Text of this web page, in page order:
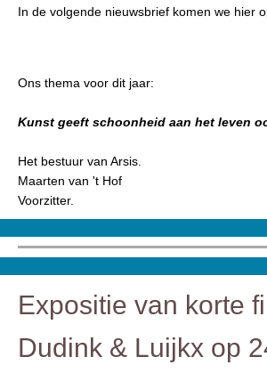
In de volgende nieuwsbrief komen we hier
Ons thema voor dit jaar:
Kunst geeft schoonheid aan het leven
Het bestuur van Arsis.
Maarten van 't Hof
Voorzitter.
Expositie van korte
Dudink & Luijkx op